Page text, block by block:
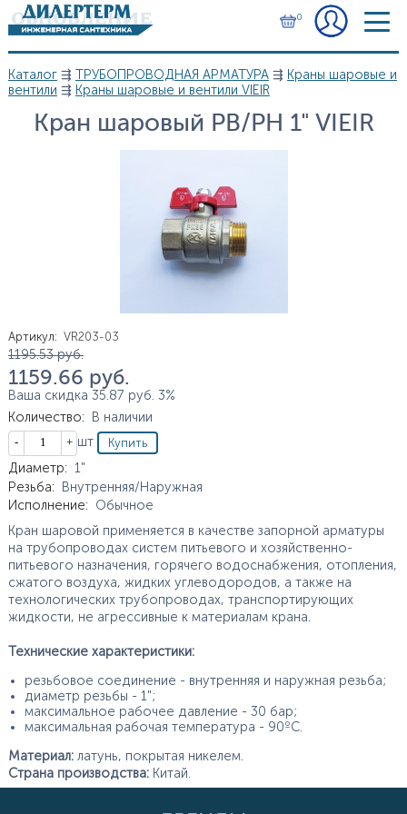
Перейти к основному содержанию
0
Вы здесь
Каталог⇶ ТРУБОПРОВОДНАЯ АРМАТУРА⇶ Краны шаровые и
вентили ⇶ Краны шаровые и вентили VIEIR
Кран шаровый РВ/РН 1" VIEIR
Артикул: VR203-03
Цена
1 195.53 руб.
1 159.66 руб.
Ваша скидка 35.87 руб. 3%
Количество:
В наличии
Кол-во
шт
Характеристики
Диаметр: 1"
Резьба:
Внутренняя/Наружная
Исполнение: Обычное
Кран шаровой применяется в качестве запорной арматуры
на трубопроводах систем питьевого и хозяйственно-
питьевого назначения, горячего водоснабжения, отопления,
сжатого воздуха, жидких углеводородов, а также на
технологических трубопроводах, транспортирующих
жидкости, не агрессивные к материалам крана.
Технические характеристики:
резьбовое соединение - внутренняя и наружная резьба;
диаметр резьбы - 1";
максимальное рабочее давление - 30 бар;
максимальная рабочая температура - 90ºС.
Материал:латунь, покрытая никелем.
Страна производства:Китай.